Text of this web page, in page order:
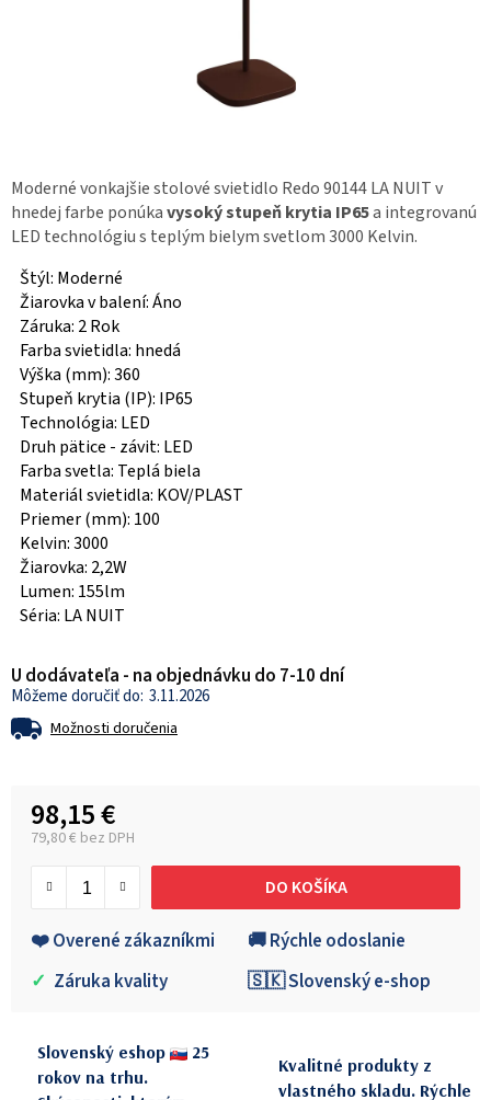
Moderné vonkajšie stolové svietidlo Redo 90144 LA NUIT v
hnedej farbe ponúkavysoký stupeň krytia IP65a integrovanú
LED technológiu s teplým bielym svetlom 3000 Kelvin.
Štýl: Moderné
Žiarovka v balení: Áno
Záruka: 2 Rok
Farba svietidla: hnedá
Výška (mm): 360
Stupeň krytia (IP): IP65
Technológia: LED
Druh pätice - závit: LED
Farba svetla: Teplá biela
Materiál svietidla: KOV/PLAST
Priemer (mm): 100
Kelvin: 3000
Žiarovka: 2,2W
Lumen: 155lm
Séria: LA NUIT
U dodávateľa - na objednávku do 7-10 dní
3.11.2026
Možnosti doručenia
98,15 €
79,80 € bez DPH
DO KOŠÍKA
❤️ Overené zákazníkmi
🚚 Rýchle odoslanie
✓ Záruka kvality 🇸🇰 Slovenský e-shop
Slovenský eshop
25
rokov na trhu.
Kvalitné produkty z
vlastného skladu. Rýchle